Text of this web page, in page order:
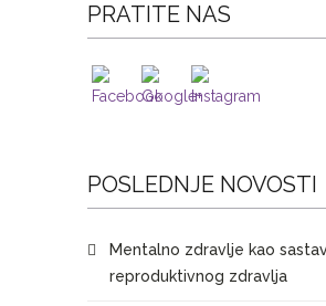
PRATITE NAS
POSLEDNJE NOVOSTI
Mentalno zdravlje kao
reproduktivnog zdravlja